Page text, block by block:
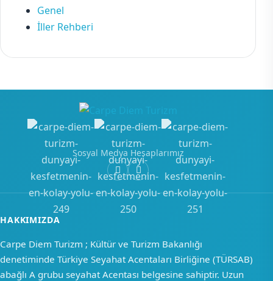
Genel
İller Rehberi
Sosyal Medya Hesaplarımız
HAKKIMIZDA
Carpe Diem Turizm ; Kültür ve Turizm Bakanlığı
denetiminde Türkiye Seyahat Acentaları Birliğine (TÜRSAB)
abağlı A grubu seyahat Acentası belgesine sahiptir. Uzun